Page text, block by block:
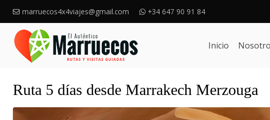
marruecos4x4viajes@gmail.com +34 647 90 91 84
Inicio
Ruta 5 días desde Marrakech Merzouga